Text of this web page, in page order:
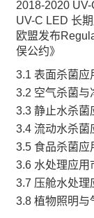
2018-2020
UV-C LED 长
欧盟发布
俣公约》
3.1 表面杀菌应
3.2 空气杀菌与
3.3 静止水杀菌
3.4 流动水杀菌
3.5 食品杀菌应
3.6 水处理应用
3.7 压舱水处理
3.8 植物照明与